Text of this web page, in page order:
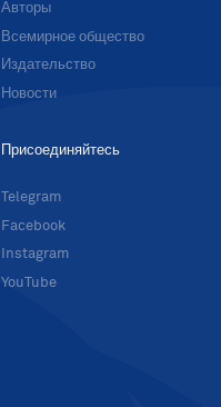
Авторы
Всемирное общество
Издательство
Новости
Присоединяйтесь
Telegram
Facebook
Instagram
YouTube